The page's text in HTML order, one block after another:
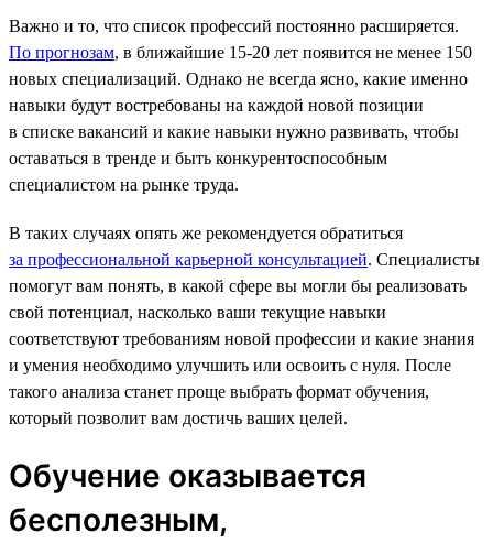
Важно и то, что список профессий постоянно расширяется.
По прогнозам, в ближайшие 15-20 лет появится не менее 150
новых специализаций. Однако не всегда ясно, какие именно
навыки будут востребованы на каждой новой позиции
в списке вакансий и какие навыки нужно развивать, чтобы
оставаться в тренде и быть конкурентоспособным
специалистом на рынке труда.
В таких случаях опять же рекомендуется обратиться
за профессиональной карьерной консультацией. Специалисты
помогут вам понять, в какой сфере вы могли бы реализовать
свой потенциал, насколько ваши текущие навыки
соответствуют требованиям новой профессии и какие знания
и умения необходимо улучшить или освоить с нуля. После
такого анализа станет проще выбрать формат обучения,
который позволит вам достичь ваших целей.
Обучение оказывается
бесполезным,